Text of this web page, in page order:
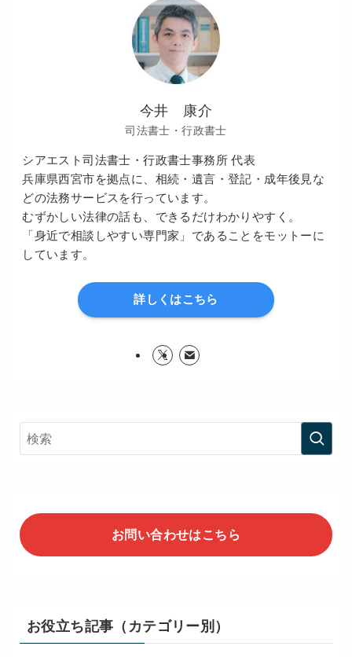
今井 康介
司法書士・行政書士
シアエスト司法書士・行政書士事務所 代表
兵庫県西宮市を拠点に、相続・遺言・登記・成年後見な
どの法務サービスを行っています。
むずかしい法律の話も、できるだけわかりやすく。
「身近で相談しやすい専門家」であることをモットーに
しています。
詳しくはこちら
お問い合わせはこちら
お役立ち記事（カテゴリー別）